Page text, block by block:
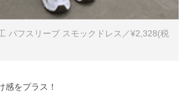
パフスリーブ スモックドレス／¥2,328(税
感をプラス！